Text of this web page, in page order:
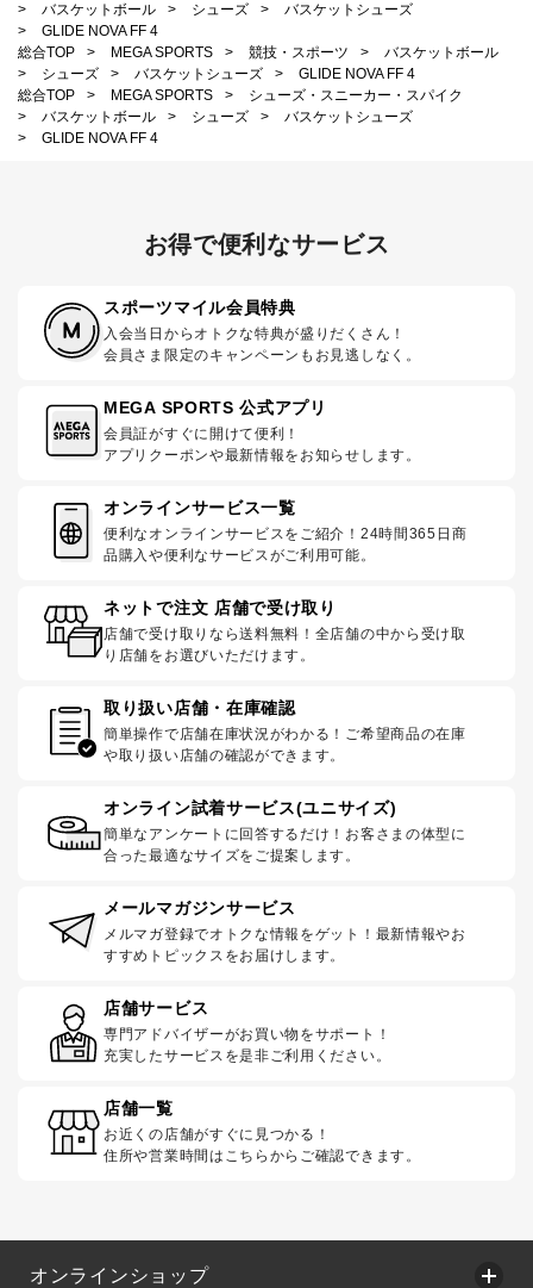
>
バスケットボール > シューズ >
バスケットシューズ
>
GLIDE NOVA FF 4
総合TOP
> MEGA SPORTS > 競技・スポーツ >
バスケットボール
>
シューズ > バスケットシューズ >
GLIDE NOVA FF 4
総合TOP
> MEGA SPORTS >
シューズ・スニーカー・スパイク
>
バスケットボール > シューズ >
バスケットシューズ
>
GLIDE NOVA FF 4
お得で便利なサービス
スポーツマイル会員特典
入会当日からオトクな特典が盛りだくさん！
会員さま限定のキャンペーンもお見逃しなく。
MEGA SPORTS 公式アプリ
会員証がすぐに開けて便利！
アプリクーポンや最新情報をお知らせします。
オンラインサービス一覧
便利なオンラインサービスをご紹介！24時間365日商
品購入や便利なサービスがご利用可能。
ネットで注文 店舗で受け取り
店舗で受け取りなら送料無料！全店舗の中から受け取
り店舗をお選びいただけます。
取り扱い店舗・在庫確認
簡単操作で店舗在庫状況がわかる！ご希望商品の在庫
や取り扱い店舗の確認ができます。
オンライン試着サービス(ユニサイズ)
簡単なアンケートに回答するだけ！お客さまの体型に
合った最適なサイズをご提案します。
メールマガジンサービス
メルマガ登録でオトクな情報をゲット！最新情報やお
すすめトピックスをお届けします。
店舗サービス
専門アドバイザーがお買い物をサポート！
充実したサービスを是非ご利用ください。
店舗一覧
お近くの店舗がすぐに見つかる！
住所や営業時間はこちらからご確認できます。
オンラインショップ